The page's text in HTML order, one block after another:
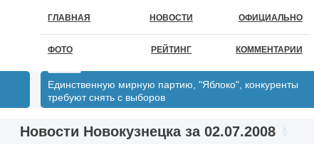
ГЛАВНАЯ НОВОСТИ ОФИЦИАЛЬНО
ФОТО РЕЙТИНГ КОММЕНТАРИИ
Единственную мирную партию, "Яблоко", конкуренты
требуют снять с выборов
Новости Новокузнецка за 02.07.2008